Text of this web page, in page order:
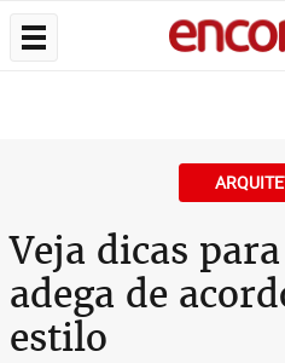
Veja dicas
adega de
estilo